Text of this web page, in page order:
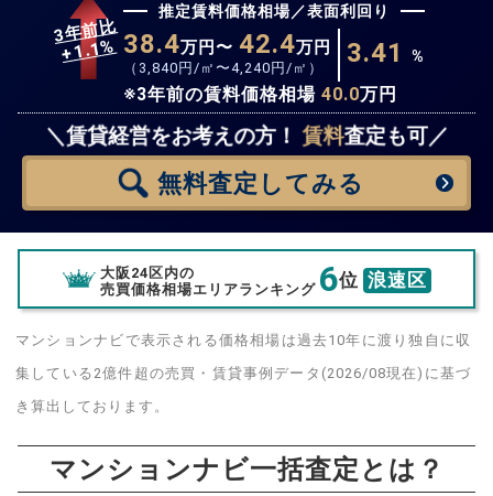
3年前比
+1.1%
推定賃料価格相場／表面利回り
38.4万円〜 42.4万円
（ 3,840 円/㎡〜4,240 円/㎡） 3.41 %
※3年前の賃料価格相場 40.0万円
＼賃貸経営をお考えの方！賃料査定も可／
無料査定 してみる
無料査定スタート！
大阪24区内の
売買価格相場エリアランキング 6位 浪速区
マンションナビで表示される価格相場は過去10年に渡り独自に収
集している2億件超の売買・賃貸事例データ(2026/08現在)に基づ
き算出しております。
マンションナビ一括査定とは？